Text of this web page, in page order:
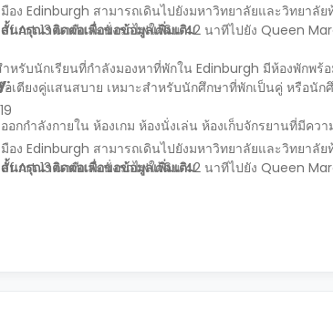
อง Edinburgh สามารถเดินไปยังมหาวิทยาลัยและวิทยา
Art 13 นาทีและนั่งรถไฟใต้ดิน 42 นาทีไปยัง Queen
ำหรับนักเรียนที่กำลังมองหาที่พักใน Edinburgh มีห้องพัก
เตียงคู่แสนสบาย เหมาะสำหรับนักศึกษาที่พักเป็นคู่ หรือนั
อกกำลังกายใน ห้องเกม ห้องนั่งเล่น ห้องเก็บจักรยานที่มี
นกรุณาติดต่อเพื่อขอข้อมูลเพิ่มเติม
อง Edinburgh สามารถเดินไปยังมหาวิทยาลัยและวิทยา
Art 13 นาทีและนั่งรถไฟใต้ดิน 42 นาทีไปยัง Queen
เตียงคู่แสนสบาย เหมาะสำหรับนักศึกษาที่พักเป็นคู่ หรือนัก
นกรุณาติดต่อเพื่อขอข้อมูลเพิ่มเติม